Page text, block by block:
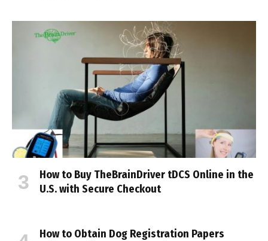
How to Buy TheBrainDriver tDCS Online in the
U.S. with Secure Checkout
How to Obtain Dog Registration Papers